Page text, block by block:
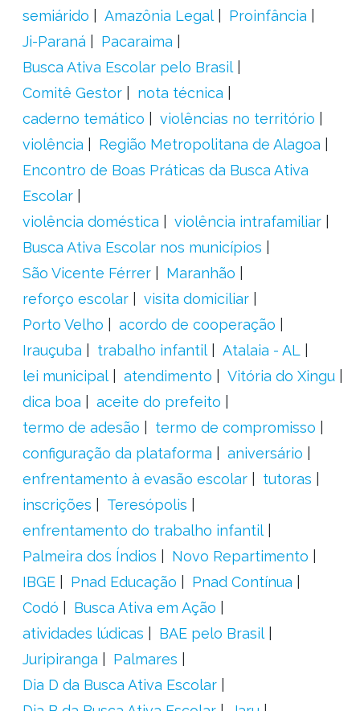
semiárido
Amazônia Legal
Proinfância
Ji-Paraná
Pacaraima
Busca Ativa Escolar pelo Brasil
Comitê Gestor
nota técnica
caderno temático
violências no território
violência
Região Metropolitana de Alagoa
Encontro de Boas Práticas da Busca Ativa
Escolar
violência doméstica
violência intrafamiliar
Busca Ativa Escolar nos municípios
São Vicente Férrer
Maranhão
reforço escolar
visita domiciliar
Porto Velho
acordo de cooperação
Irauçuba
trabalho infantil
Atalaia - AL
lei municipal
atendimento
Vitória do Xingu
dica boa
aceite do prefeito
termo de adesão
termo de compromisso
configuração da plataforma
aniversário
enfrentamento à evasão escolar
tutoras
inscrições
Teresópolis
enfrentamento do trabalho infantil
Palmeira dos Índios
Novo Repartimento
IBGE
Pnad Educação
Pnad Contínua
Codó
Busca Ativa em Ação
atividades lúdicas
BAE pelo Brasil
Juripiranga
Palmares
Dia D da Busca Ativa Escolar